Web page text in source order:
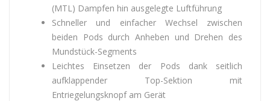
(MTL) Dampfen hin ausgelegte Luftführung
Schneller und einfacher Wechsel zwischen
beiden Pods durch Anheben und Drehen des
Mundstück-Segments
Leichtes Einsetzen der Pods dank seitlich
aufklappender Top-Sektion mit
Entriegelungsknopf am Gerät